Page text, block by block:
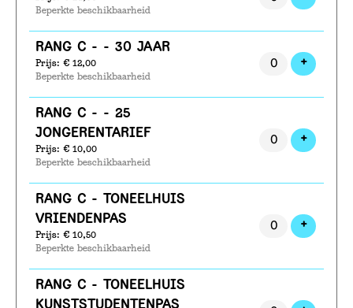
Beperkte beschikbaarheid
RANG C - - 30 JAAR
Prijs: € 12,00
Beperkte beschikbaarheid
+VOEG
RANG C - - 25
JONGERENTARIEF
Prijs: € 10,00
Beperkte beschikbaarheid
+VOEG
RANG C - TONEELHUIS
VRIENDENPAS
Prijs: € 10,50
Beperkte beschikbaarheid
+VOEG
RANG C - TONEELHUIS
KUNSTSTUDENTENPAS